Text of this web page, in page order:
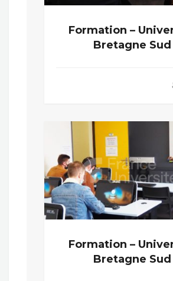
Formation –
Bretagne Sud
Formation –
Bretagne Sud